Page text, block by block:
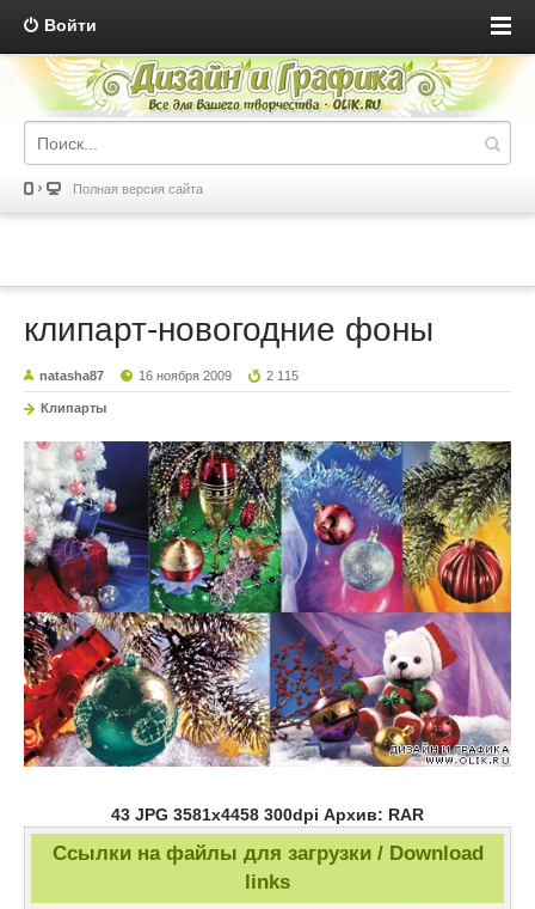
Войти
Полная версия сайта
клипарт-новогодние фоны
natasha87 16 ноября 2009 2 115
Клипарты
43 JPG 3581x4458 300dpi Архив: RAR
Ссылки на файлы для загрузки / Download
links